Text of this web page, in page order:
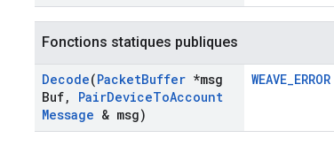
Fonctions statiques publiques
Decode(PacketBuffer *msg
Buf, PairDeviceToAccount
Message & msg)
WEAVE_ERROR